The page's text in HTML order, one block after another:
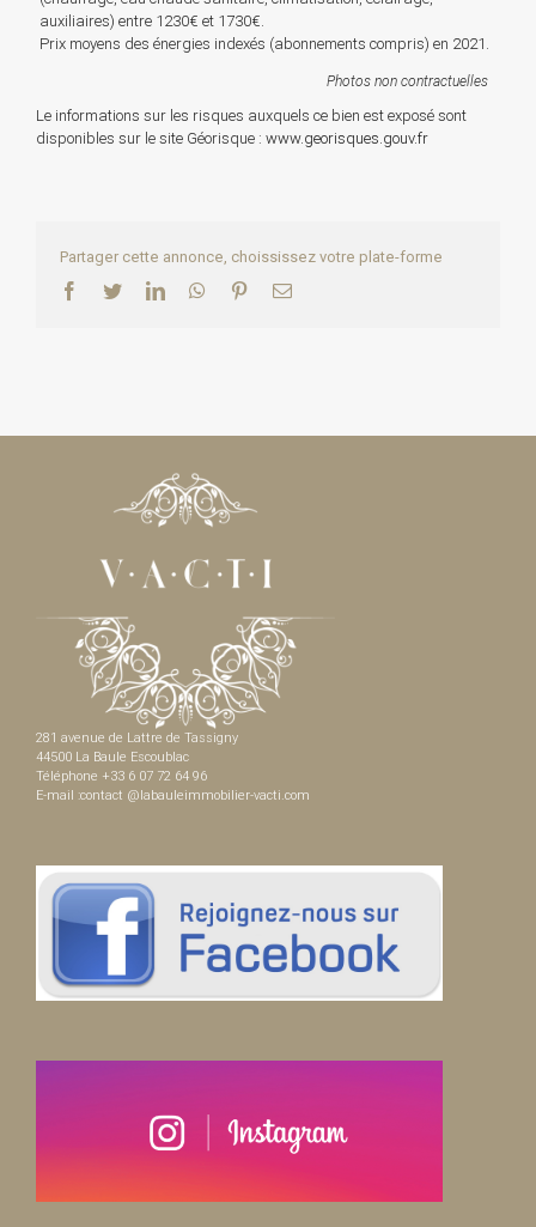
auxiliaires) entre 1230€ et 1730€.
Prix moyens des énergies indexés (abonnements compris) en 2021.
Photos non contractuelles
Le informations sur les risques auxquels ce bien est exposé sont
disponibles sur le site Géorisque : www.georisques.gouv.fr
Partager cette annonce, choississez votre plate-forme
Facebook
TwitterLinkedInWhatsApp
PinterestEmail
281 avenue de Lattre de Tassigny
44500 La Baule Escoublac
Téléphone +33 6 07 72 64 96
E-mail :contact @labauleimmobilier-vacti.com